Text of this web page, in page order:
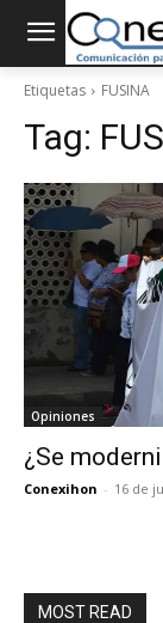
Etiquetas FUSINA
Tag:
Opiniones
¿Se
Conexihon - 16 de
MOST READ